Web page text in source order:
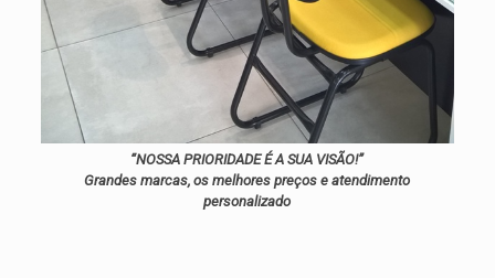
“NOSSA PRIORIDADE É A SUA VISÃO!”
Grandes marcas, os melhores preços e atendimento
personalizado